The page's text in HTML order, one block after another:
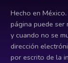
Hecho en
página puede ser
y cuando no se
dirección
por escrito de la